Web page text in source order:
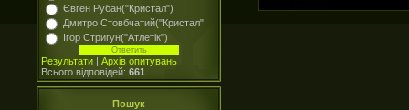
Євген Рубан("Кристал")
Дмитро Стовбчатий("Кристал"
Ігор Стригун("Атлетік")
Результати | Архів опитувань
Всього відповідей: 661
Пошук